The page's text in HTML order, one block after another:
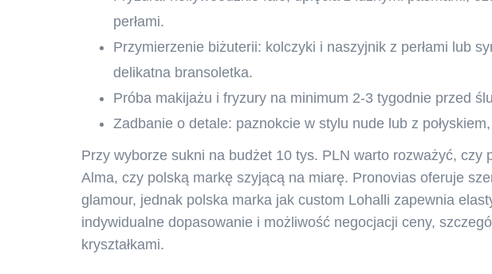
perłami.
Przymierzenie biżuterii: kolczyki i naszyjnik z perłami lub
delikatna bransoletka.
Próba makijażu i fryzury na minimum 2-3 tygodnie przed
Zadbanie o detale: paznokcie w stylu nude lub z
Przy wyborze sukni na budżet 10 tys. PLN warto rozważyć, czy
Alma, czy polską markę szyjącą na miarę. Pronovias oferuje
glamour, jednak polska marka jak custom Lohalli zapewnia
indywidualne dopasowanie i możliwość negocjacji ceny,
kryształkami.